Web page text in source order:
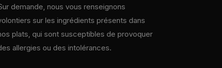
demande, nous vous renseignons
sur les ingrédients présents dans
plats, qui sont susceptibles de provoquer
allergies ou des intolérances.